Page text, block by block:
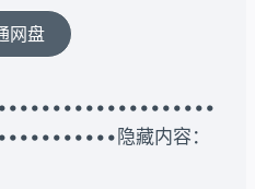
网盘
隐藏内容：